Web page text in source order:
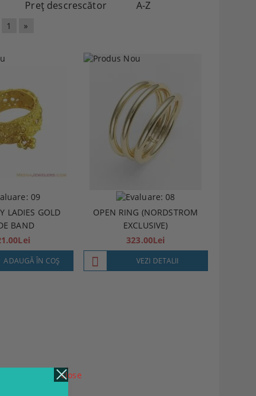
Preţ descrescător A-Z
1 »
LADIES GOLD
BAND
ADAUGĂ ÎN COŞ
OPEN RING (NORDSTROM
EXCLUSIVE)
323.00Lei
VEZI DETALII
close